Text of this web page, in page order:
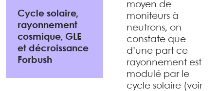
Cycle solaire,
rayonnement
cosmique, GLE
et décroissance
Forbush
moyen de
moniteurs à
neutrons, on
constate que
d’une part ce
rayonnement est
modulé par le
cycle solaire (voir